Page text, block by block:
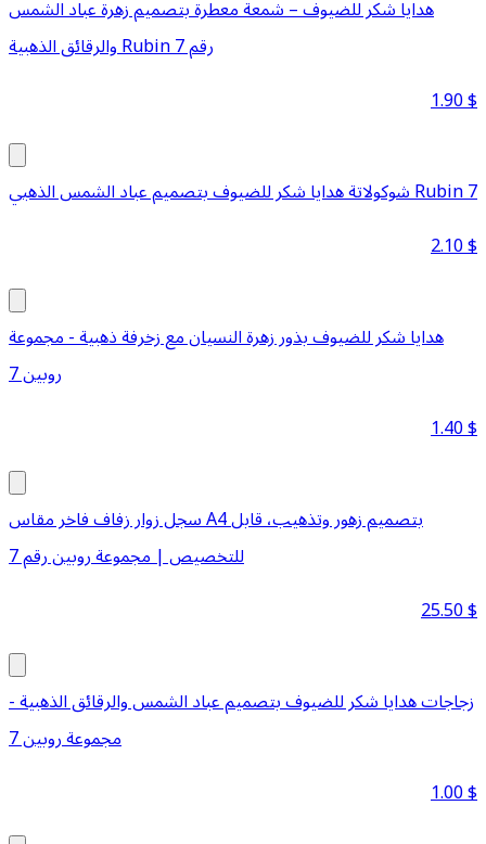
هدايا شكر للضيوف – شمعة معطرة بتصميم زهرة عباد الشمس
والرقائق الذهبية Rubin رقم 7
1.90$
شوكولاتة هدايا شكر للضيوف بتصميم عباد الشمس الذهبي Rubin 7
2.10$
هدايا شكر للضيوف بذور زهرة النسيان مع زخرفة ذهبية - مجموعة
روبين 7
1.40$
سجل زوار زفاف فاخر مقاس A4 بتصميم زهور وتذهيب، قابل
للتخصيص | مجموعة روبين رقم 7
25.50$
زجاجات هدايا شكر للضيوف بتصميم عباد الشمس والرقائق الذهبية -
مجموعة روبين 7
1.00$